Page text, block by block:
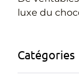
luxe du
Catégories